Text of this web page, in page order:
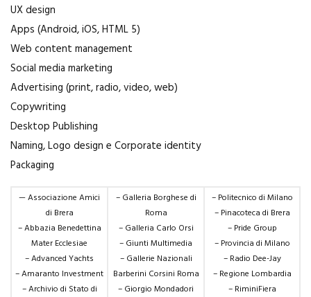
UX design
Apps (Android, iOS, HTML 5)
Web content management
Social media marketing
Advertising (print, radio, video, web)
Copywriting
Desktop Publishing
Naming, Logo design e Corporate identity
Packaging
— Associazione Amici
di Brera
– Abbazia Benedettina
Mater Ecclesiae
– Advanced Yachts
– Amaranto Investment
– Archivio di Stato di
– Galleria Borghese di
Roma
– Galleria Carlo Orsi
– Giunti Multimedia
– Gallerie Nazionali
Barberini Corsini Roma
– Giorgio Mondadori
– Politecnico di Milano
– Pinacoteca di Brera
– Pride Group
– Provincia di Milano
– Radio Dee-Jay
– Regione Lombardia
– RiminiFiera